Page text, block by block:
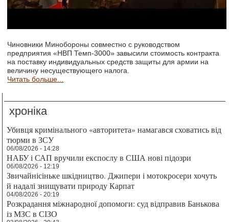
Чиновники Минобороны совместно с руководством
предприятия «НВП Темп-3000» завысили стоимость контракта
на поставку индивидуальных средств защиты для армии на
величину несуществующего налога.
Читать больше...
хроніка
Убивця кримінального «авторитета» намагався сховатись від
тюрми в ЗСУ
06/08/2026 - 14:28
НАБУ і САП вручили експослу в США нові підозри
06/08/2026 - 12:19
Звичайнісіньке шкідництво. Джипери і мотокросери хочуть
й надалі знищувати природу Карпат
04/08/2026 - 20:19
Розкрадання міжнародної допомоги: суд відправив Банькова
із МЗС в СІЗО